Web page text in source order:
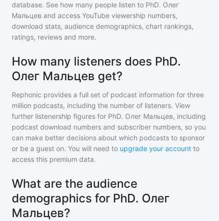
database. See how many people listen to PhD. Олег
Мальцев and access YouTube viewership numbers,
download stats, audience demographics, chart rankings,
ratings, reviews and more.
How many listeners does PhD.
Олег Мальцев get?
Rephonic provides a full set of podcast information for three
million podcasts, including the number of listeners. View
further listenership figures for PhD. Олег Мальцев, including
podcast download numbers and subscriber numbers, so you
can make better decisions about which podcasts to sponsor
or be a guest on. You will need to upgrade your account to
access this premium data.
What are the audience
demographics for PhD. Олег
Мальцев?